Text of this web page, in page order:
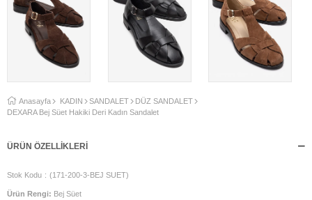
Anasayfa KADIN SANDALET
DÜZ SANDALET
DEXARA Bej Süet Hakiki Deri Kadın Sandalet
ÜRÜN ÖZELLIKLERI
Stok Kodu (171-200-3-BEJ SUET)
Ürün Rengi: Bej Süet